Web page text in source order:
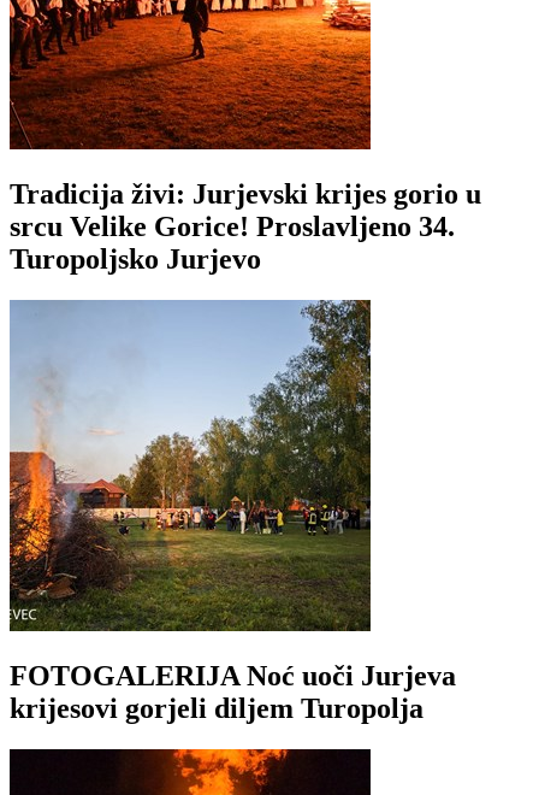
Tradicija živi: Jurjevski krijes gorio u
srcu Velike Gorice! Proslavljeno 34.
Turopoljsko Jurjevo
FOTOGALERIJA Noć uoči Jurjeva
krijesovi gorjeli diljem Turopolja